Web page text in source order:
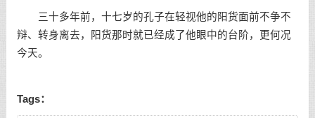
三十多年前，十七岁的孔子在轻视他的阳货面前不争不
辩、转身离去，阳货那时就已经成了他眼中的台阶，更何况
今天。
Tags：